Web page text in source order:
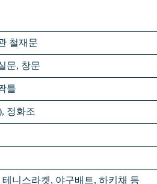
철재문
문, 창문
틀
정화조
니스라켓, 야구배트, 하키채 등